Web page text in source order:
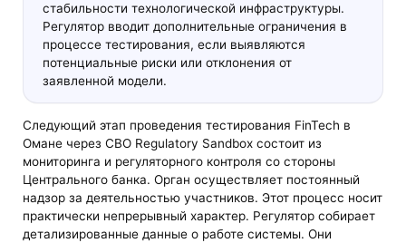
стабильности технологической инфраструктуры.
Регулятор вводит дополнительные ограничения в
процессе тестирования, если выявляются
потенциальные риски или отклонения от
заявленной модели.
Следующий этап проведения тестирования FinTech в
Омане через CBO Regulatory Sandbox состоит из
мониторинга и регуляторного контроля со стороны
Центрального банка. Орган осуществляет постоянный
надзор за деятельностью участников. Этот процесс носит
практически непрерывный характер. Регулятор собирает
детализированные данные о работе системы. Они